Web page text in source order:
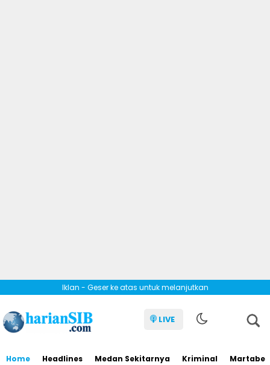
Iklan - Geser ke atas untuk melanjutkan
LIVE
Home Headlines Medan Sekitarnya Kriminal Martabe